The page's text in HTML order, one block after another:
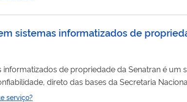
sistemas informatizados de
da Senatran é um serviço que possibilita o acesso às informações
direto das bases da Secretaria
sobre condutor, veículo e infração. Qualquer pessoa que utilize o
serviço?